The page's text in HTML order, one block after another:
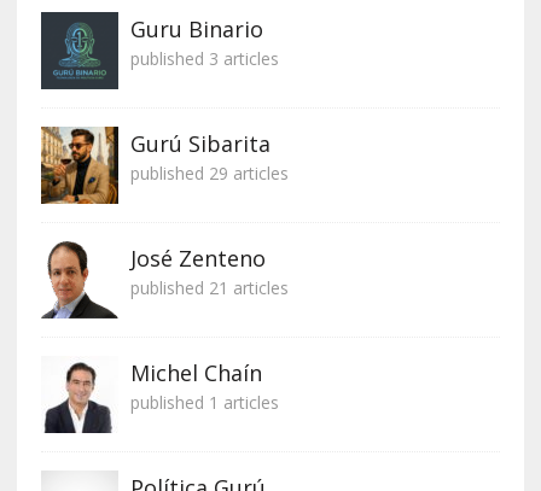
Guru Binario
published 3 articles
Gurú Sibarita
published 29 articles
José Zenteno
published 21 articles
Michel Chaín
published 1 articles